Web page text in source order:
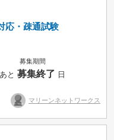
応・疎通試験
募集期間
あと募集終了 日
マリーンネットワークス